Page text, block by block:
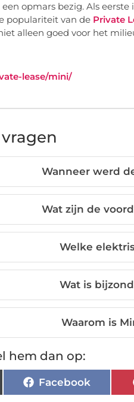
opmars bezig. Als
populariteit van de Private
alleen goed voor het
lease/mini/
Wanneer werd
Wat zijn de
Welke
Wat is
Waarom is
hem dan op:
Facebook